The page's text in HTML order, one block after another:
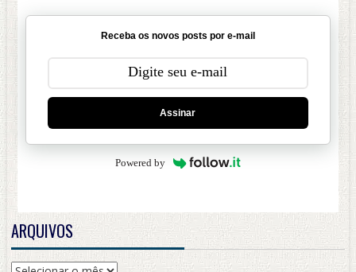
Receba os novos posts por e-mail
Assinar
Powered by
ARQUIVOS